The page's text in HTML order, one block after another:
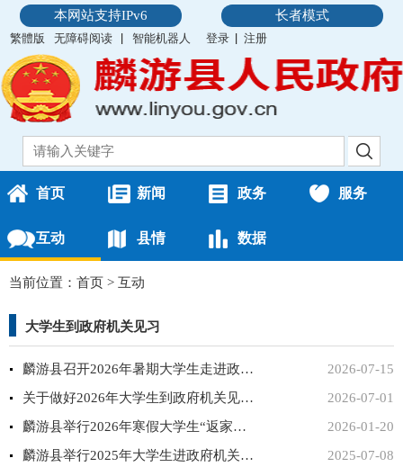
本网站支持IPv6 长者模式
繁體版 无障碍阅读 智能机器人 登录 注册
首页 新闻 政务 服务
互动 县情 数据
当前位置： 首页 > 互动
大学生到政府机关见习
麟游县召开2026年暑期大学生走进政府机关见习暨“返家乡”社...
2026-07-15
关于做好2026年大学生到政府机关见习工作的通知
2026-07-01
麟游县举行2026年寒假大学生“返家乡”社会实践活动启动仪式
2026-01-20
麟游县举行2025年大学生进政府机关见习动员会
2025-07-08